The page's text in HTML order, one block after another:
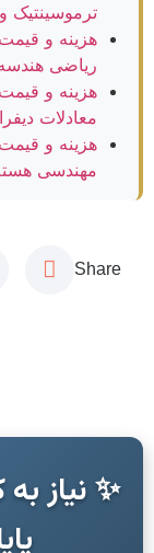
ترموسینتیک
هزینه و
ریاضی
هزینه و
معادلات
هزینه و
مهندسی
Share
✨ نیاز